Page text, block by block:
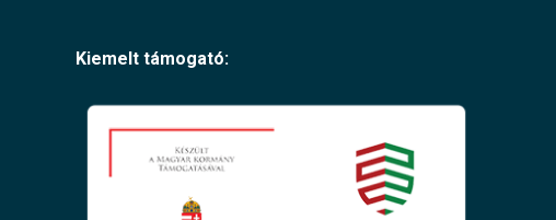
Kiemelt támogató: